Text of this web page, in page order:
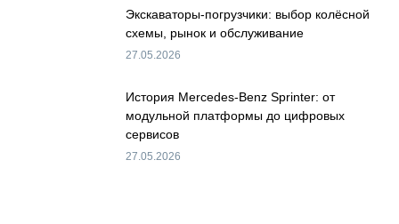
Экскаваторы-погрузчики: выбор колёсной
схемы, рынок и обслуживание
27.05.2026
История Mercedes-Benz Sprinter: от
модульной платформы до цифровых
сервисов
27.05.2026